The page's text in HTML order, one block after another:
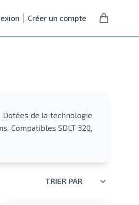
Créer un compte
Dotées de la technologie
Compatibles SDLT 320,
TRIER PAR